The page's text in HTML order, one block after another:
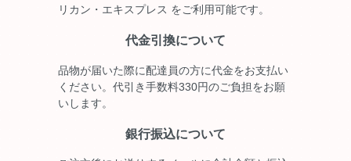
リカン・エキスプレス をご利用可能です。
代金引換について
品物が届いた際に配達員の方に代金をお支払い
ください。代引き手数料330円のご負担をお願
いします。
銀行振込について